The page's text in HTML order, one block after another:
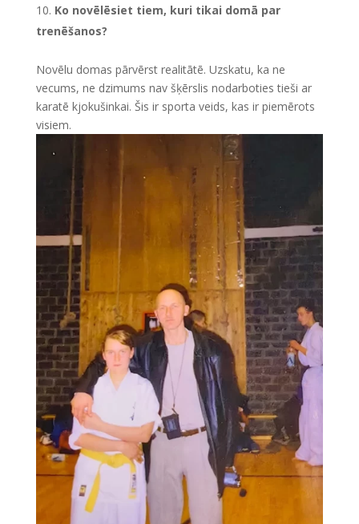
Ko novēlēsiet tiem, kuri tikai domā par
trenēšanos?
Novēlu domas pārvērst realitātē. Uzskatu, ka ne
vecums, ne dzimums nav šķērslis nodarboties tieši ar
karatē kjokušinkai. Šis ir sporta veids, kas ir piemērots
visiem.